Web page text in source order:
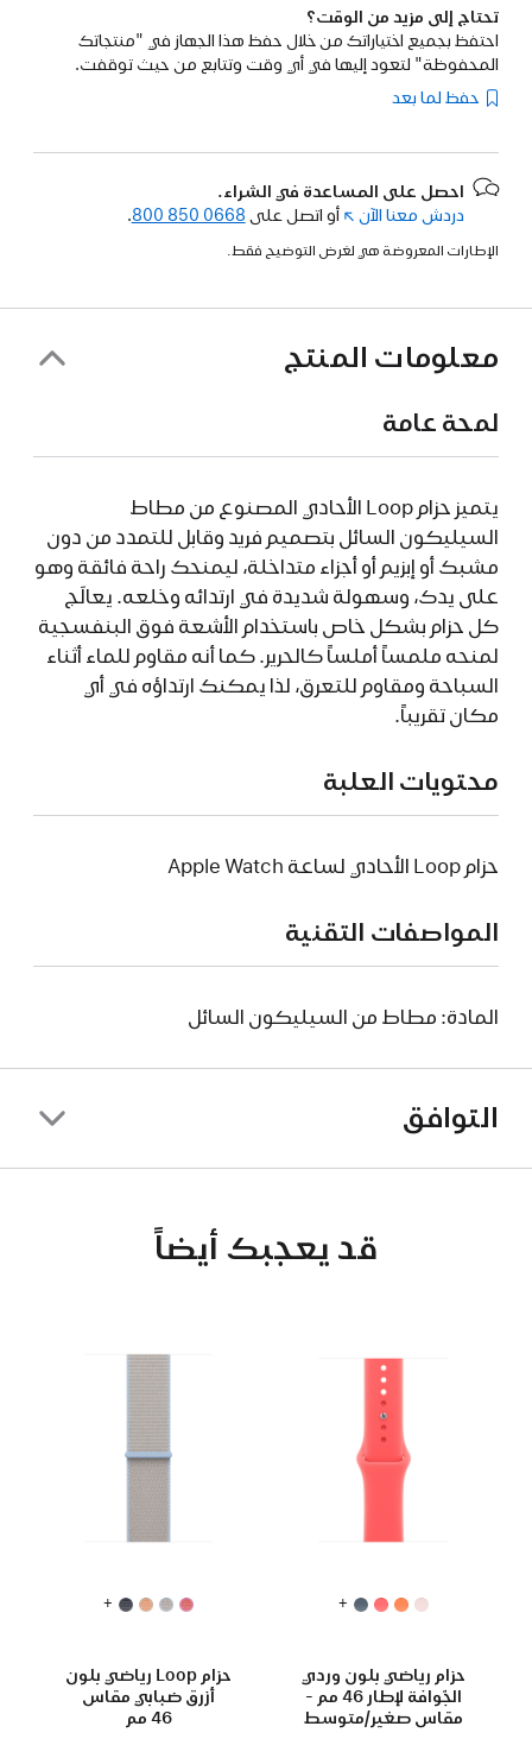
تحتاج إلى مزيد من الوقت؟
احتفظ بجميع اختياراتك من خلال حفظ هذا الجهاز في "منتجاتك
المحفوظة" لتعود إليها في أي وقت وتتابع من حيث توقفت.
حفظ لما بعد
احصل على المساعدة في الشراء.
دردش معنا الآن (فتح
نافذة
أو اتصل على 800 850 0668
.
الإطارات المعروضة هي لغرض التوضيح فقط.
معلومات المنتج
لمحة عامة
يتميز حزام Loop الأحادي المصنوع من مطاط
السيليكون السائل بتصميم فريد وقابل للتمدد من دون
مشبك أو إبزيم أو أجزاء متداخلة، ليمنحك راحة فائقة وهو
على يدك، وسهولة شديدة في ارتدائه وخلعه. يعالَج
كل حزام بشكل خاص باستخدام الأشعة فوق البنفسجية
لمنحه ملمساً أملساً كالحرير. كما أنه مقاوم للماء أثناء
السباحة ومقاوم للتعرق، لذا يمكنك ارتداؤه في أي
مكان تقريباً.
محتويات العلبة
حزام Loop الأحادي لساعة Apple Watch
المواصفات التقنية
المادة: مطاط من السيليكون السائل
التوافق
قد يعجبك أيضاً
+
حزام رياضي بلون وردي
الجّوافة لإطار 46 مم -
مقاس صغير/متوسط
+
حزام Loop رياضي بلون
أزرق ضبابي مقاس
46 مم